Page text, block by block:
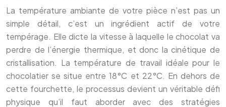
La température ambiante de votre pièce n’est pas un
simple détail, c’est un ingrédient actif de votre
tempérage. Elle dicte la vitesse à laquelle le chocolat va
perdre de l’énergie thermique, et donc la cinétique de
cristallisation. La température de travail idéale pour le
chocolatier se situe entre 18°C et 22°C. En dehors de
cette fourchette, le processus devient un véritable défi
physique qu’il faut aborder avec des stratégies